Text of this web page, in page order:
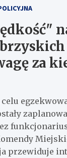
za
celu
przewiduje